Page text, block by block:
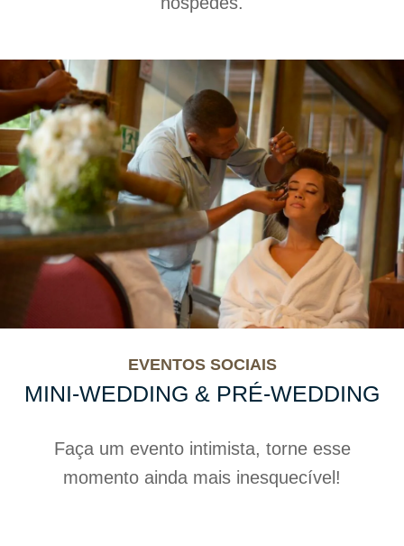
EVENTOS SOCIAIS
MINI-WEDDING & PRÉ-WEDDING
Faça um evento intimista, torne esse
momento ainda mais inesquecível!